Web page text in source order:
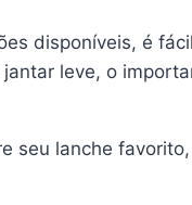
disponíveis, é
leve, o
seu lanche